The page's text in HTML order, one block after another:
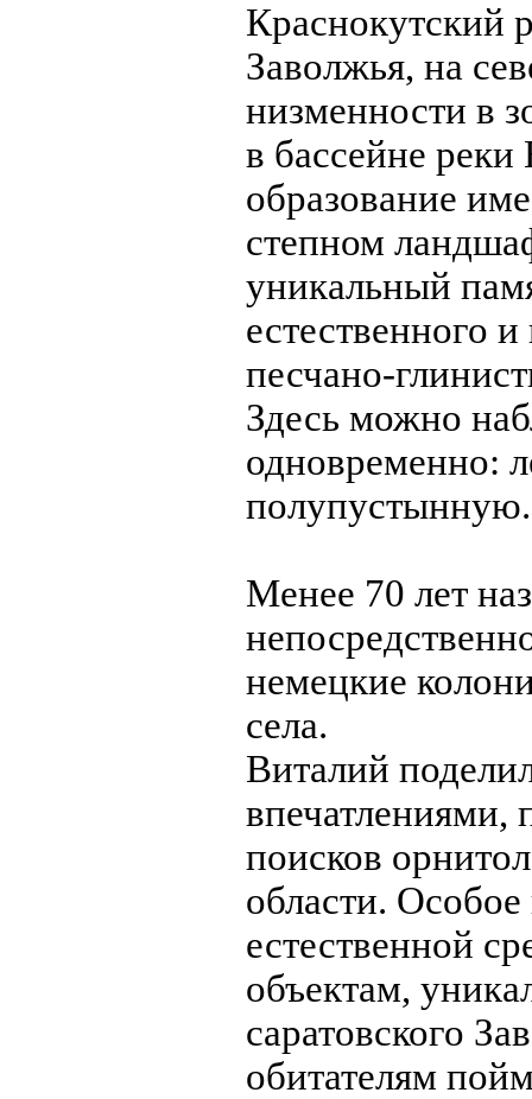
Краснокутский
Заволжья, на
низменности в
в бассейне
образование
степном
уникальный
естественного
песчано-
Здесь можно
одновременно:
полупустынную.
Менее 70 лет
немецкие
села.
Виталий
впечатлениями,
поисков
области.
естественной
объектам,
саратовского
обитателям